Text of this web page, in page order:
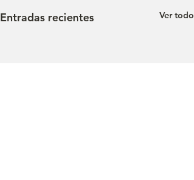
Entradas recientes Ver todo